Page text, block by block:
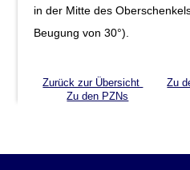
in der Mitte des
Beugung von 30°).
Zurück zur Übersicht
Zu
Zu den PZNs